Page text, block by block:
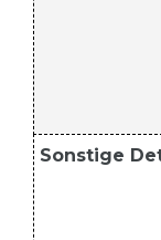
Sonstige